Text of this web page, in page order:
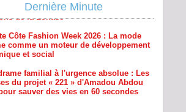
Dernière Minute
comme un moteur de développement
et social
familial à l'urgence absolue : Les
du projet « 221 » d'Amadou Abdou
sauver des vies en 60 secondes